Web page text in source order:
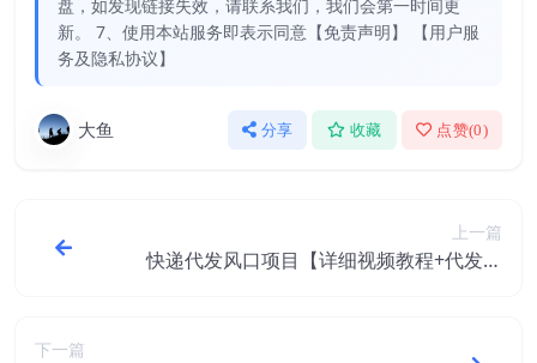
盘，如发现链接失效，请联系我们，我们会第一时间更
新。 7、使用本站服务即表示同意【免责声明】 【用户服
务及隐私协议】
大鱼 分享 收藏 点赞(0)
上一篇
快递代发风口项目【详细视频教程+代发渠
下一篇